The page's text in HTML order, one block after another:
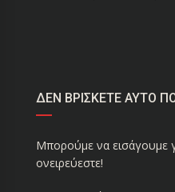
ΔΕΝ ΒΡΙΣΚΕΤΕ ΑΥΤΟ
Μπορούμε να εισάγουμε
ονειρεύεστε!